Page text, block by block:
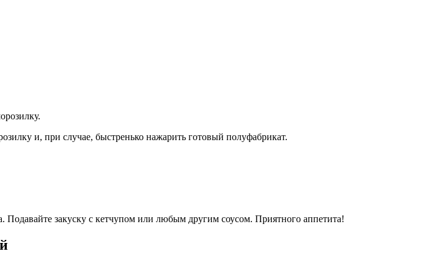
и, при случае, быстренько нажарить готовый полуфабрикат.
Подавайте закуску с кетчупом или любым другим соусом. Приятного аппетита!